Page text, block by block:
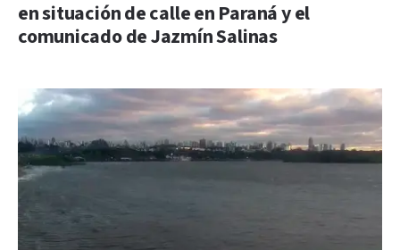
en situación de calle en Paraná y el
comunicado de Jazmín Salinas